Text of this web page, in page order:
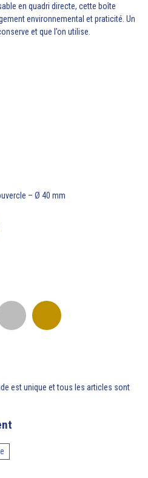
en quadri directe, cette boîte
environnemental et praticité. Un
et que l’on utilise.
– Ø 40 mm
est unique et tous les articles sont